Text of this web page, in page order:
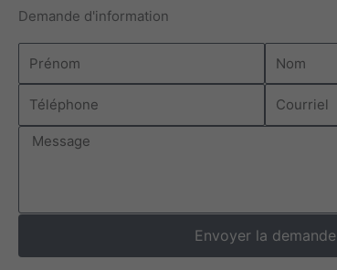
Demande d'information
Message
Envoyer la demande